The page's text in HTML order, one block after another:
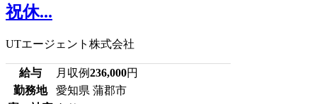
祝休...
UTエージェント株式会社
給与 月収例236,000円
勤務地
愛知県 蒲郡市